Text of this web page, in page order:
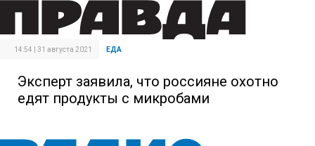
14:54 | 31 августа 2021 ЕДА
Эксперт заявила, что россияне охотно
едят продукты с микробами